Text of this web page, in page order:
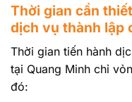
Thời gian cần
dịch vụ thành lập
Thời gian tiến hành
tại Quang Minh chỉ
đó: